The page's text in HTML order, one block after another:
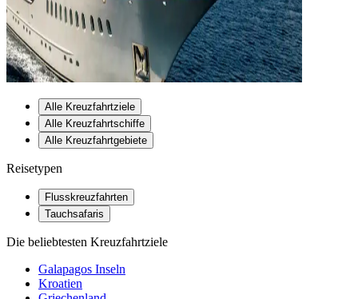
Alle Kreuzfahrtziele
Alle Kreuzfahrtschiffe
Alle Kreuzfahrtgebiete
Reisetypen
Flusskreuzfahrten
Tauchsafaris
Die beliebtesten Kreuzfahrtziele
Galapagos Inseln
Kroatien